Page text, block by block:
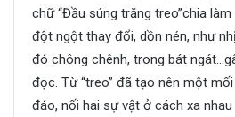
chữ “Đầu súng trăng treo”chia
đột ngột thay đổi, dồn nén, như
đó chông chênh, trong bát
đọc. Từ “treo” đã tạo nên một
đáo, nối hai sự vật ở cách xa